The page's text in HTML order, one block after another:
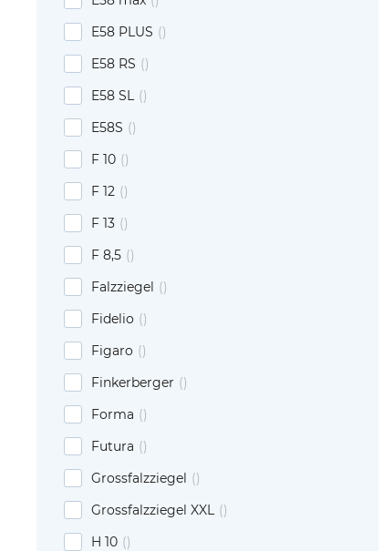
E58 PLUS
E58 RS
E58 SL
E58S
F 10
F 12
F 13
F 8,5
Falzziegel
Fidelio
Figaro
Finkerberger
Forma
Futura
Grossfalzziegel
Grossfalzziegel XXL
H 10